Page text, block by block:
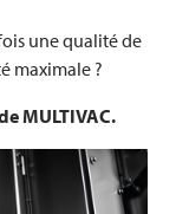
une qualité de
maximale ?
MULTIVAC.